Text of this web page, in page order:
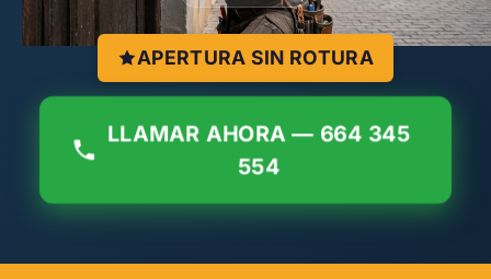
APERTURA SIN ROTURA
LLAMAR AHORA — 664 345
554